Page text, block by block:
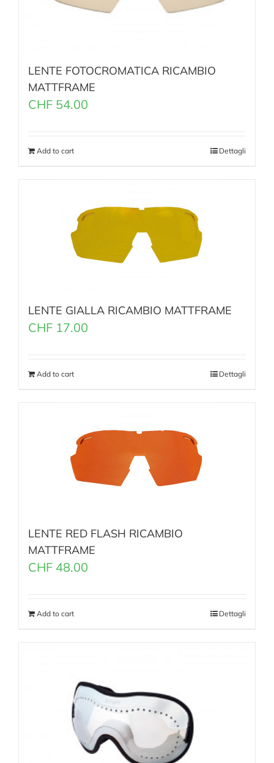
LENTE FOTOCROMATICA RICAMBIO
MATTFRAME
CHF 54.00
Add to cart Dettagli
LENTE GIALLA RICAMBIO MATTFRAME
CHF 17.00
Add to cart Dettagli
LENTE RED FLASH RICAMBIO
MATTFRAME
CHF 48.00
Add to cart Dettagli